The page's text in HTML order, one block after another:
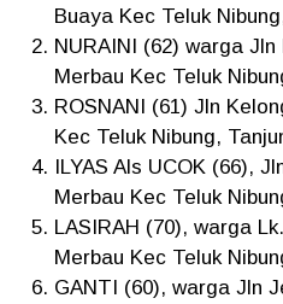
Buaya Kec Teluk
NURAINI (62) warga
Merbau Kec Teluk
ROSNANI (61) Jln
Kec Teluk Nibung,
ILYAS Als UCOK (66),
Merbau Kec Teluk
LASIRAH (70), warga
Merbau Kec Teluk
GANTI (60), warga Jln